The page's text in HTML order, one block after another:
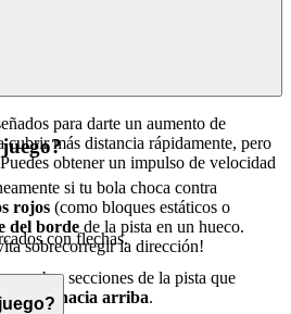
para darte un aumento de
cubrir más distancia rápidamente, pero
obtener un impulso de velocidad
con flechas.
sobre secciones de la pista que
flecha hacia arriba.
si tu bola choca contra
rojos (como bloques estáticos o
del borde de la pista en un hueco.
sobrecorregir la dirección!